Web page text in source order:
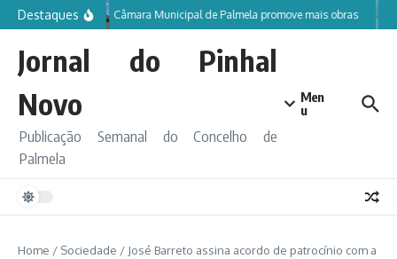
Ir para o conteúdo
Destaques Câmara Municipal de Palmela promove mais obras
Jornal do Pinhal
Novo
Publicação Semanal do Concelho de
Palmela
Men
u
Home / Sociedade / José Barreto assina acordo de patrocínio com a